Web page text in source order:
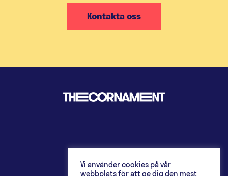
Kontakta oss
Vi använder cookies på vår
webbplats för att ge dig den mest